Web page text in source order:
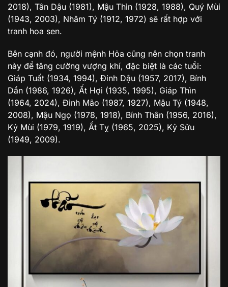
2018), Tân Dậu (1981), Mậu Thìn (1928, 1988), Quý Mùi
(1943, 2003), Nhâm Tý (1912, 1972) sẽ rất hợp với
tranh hoa sen.
Bên cạnh đó, người mệnh Hỏa cũng nên chọn tranh
này để tăng cường vượng khí, đặc biệt là các tuổi:
Giáp Tuất (1934, 1994), Đinh Dậu (1957, 2017), Bính
Dần (1986, 1926), Ất Hợi (1935, 1995), Giáp Thìn
(1964, 2024), Đinh Mão (1987, 1927), Mậu Tý (1948,
2008), Mậu Ngọ (1978, 1918), Bính Thân (1956, 2016),
Kỷ Mùi (1979, 1919), Ất Tỵ (1965, 2025), Kỷ Sửu
(1949, 2009).